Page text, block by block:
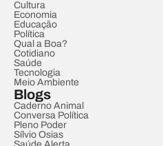
Cultura
Economia
Educação
Política
Qual a Boa?
Cotidiano
Saúde
Tecnologia
Meio Ambiente
Blogs
Caderno Animal
Conversa Política
Pleno Poder
Sílvio Osias